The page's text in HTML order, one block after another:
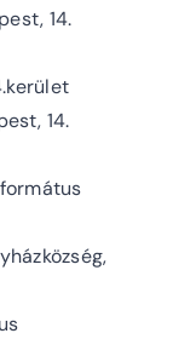
14.
14.